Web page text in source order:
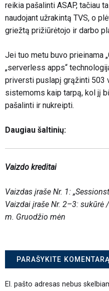
reikia pašalinti ASAP, tačiau
naudojant užrakintą TVS, o
griežtą prižiūrėtojo ir darbo
Jei tuo metu buvo prieinama
„serverless apps“
priversti puslapį grąžinti 503
sistemoms kaip tarpą, kol jį
pašalinti ir nukreipti.
Daugiau šaltinių:
Vaizdo kreditai
Vaizdas įraše Nr. 1:
Vaizdai įraše Nr. 2–3: sukūrė
m. Gruodžio mėn
PARAŠYKITE KOMENTARĄ
El. pašto adresas nebus